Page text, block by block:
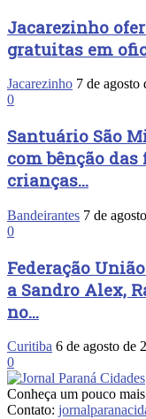
Jacarezinho
gratuitas em
Jacarezinho 7 de agosto
0
Santuário São
com bênção
crianças...
Bandeirantes 7 de
0
Federação
a Sandro Alex,
no...
Curitiba 6 de agosto de
0
Conheça um pouco
Contato: